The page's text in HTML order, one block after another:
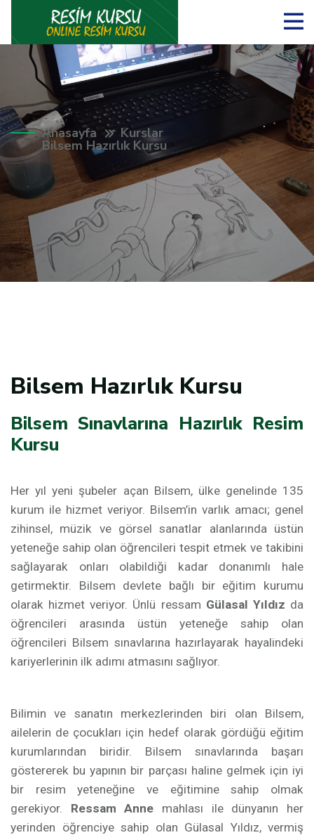
Anasayfa Kurslar
Bilsem Hazırlık Kursu
Bilsem Hazırlık Kursu
​Bilsem Sınavlarına Hazırlık Resim
Kursu
Her yıl yeni şubeler açan Bilsem, ülke genelinde 135
kurum ile hizmet veriyor. Bilsem’in varlık amacı; genel
zihinsel, müzik ve görsel sanatlar alanlarında üstün
yeteneğe sahip olan öğrencileri tespit etmek ve takibini
sağlayarak onları olabildiği kadar donanımlı hale
getirmektir. Bilsem devlete bağlı bir eğitim kurumu
olarak hizmet veriyor. Ünlü ressam Gülasal Yıldız da
öğrencileri arasında üstün yeteneğe sahip olan
öğrencileri Bilsem sınavlarına hazırlayarak hayalindeki
kariyerlerinin ilk adımı atmasını sağlıyor.
Bilimin ve sanatın merkezlerinden biri olan Bilsem,
ailelerin de çocukları için hedef olarak gördüğü eğitim
kurumlarından biridir. Bilsem sınavlarında başarı
göstererek bu yapının bir parçası haline gelmek için iyi
bir resim yeteneğine ve eğitimine sahip olmak
gerekiyor. Ressam Anne mahlası ile dünyanın her
yerinden öğrenciye sahip olan Gülasal Yıldız, vermiş